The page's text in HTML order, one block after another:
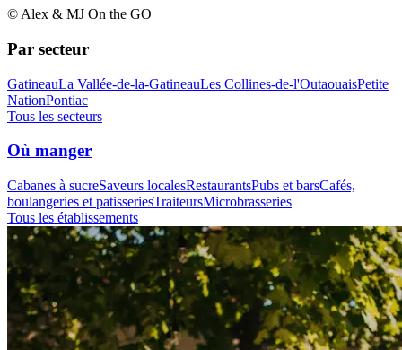
© Alex & MJ On the GO
Par secteur
GatineauLa Vallée-de-la-GatineauLes Collines-de-l'OutaouaisPetite
NationPontiac
Tous les secteurs
Où manger
Cabanes à sucreSaveurs localesRestaurantsPubs et barsCafés,
boulangeries et patisseriesTraiteursMicrobrasseries
Tous les établissements